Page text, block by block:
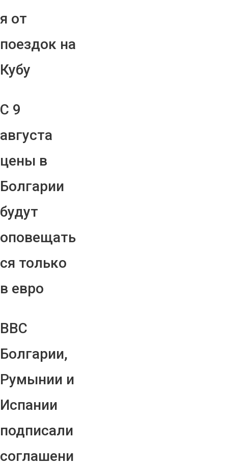
я от
поездок на
Кубу
С 9
августа
цены в
Болгарии
будут
оповещать
ся только
в евро
ВВС
Болгарии,
Румынии и
Испании
подписали
соглашени